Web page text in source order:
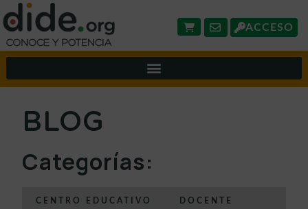
ACCESO
BLOG
Categorías:
CENTRO EDUCATIVO DOCENTE